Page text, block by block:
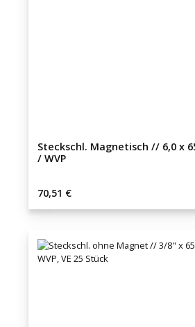
Steckschl. Magnetisch // 6,0 x
/ WVP
Regulärer Preis:
70,51 €